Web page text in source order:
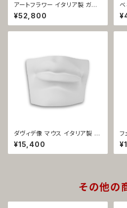
アートフラワー イタリア製 ガラ
ス花器 ホワイト エントランス 胡
蝶蘭 1338
¥52,800
ア
ダヴィデ像 マウス イタリア製 オ
ブジェ セラミック製 1284
¥15,400
フ
セ
その他の